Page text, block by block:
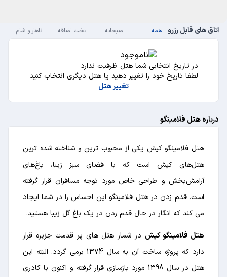
اتاق های قابل رزرو همه صبحانه تخت اضافه ناهار و شام
در تاریخ انتخابی شما هتل ظرفیت ندارد
لطفا تاریخ خود را تغییر دهید یا هتل دیگری انتخاب کنید
تغییر هتل
درباره هتل فلامینگو
هتل فلامینگو کیش یکی از محبوب ترین و شناخته شده ترین
هتل‌های کیش است که با فضای سبز زیبا، باغ‌های
آرامش‌بخش و طراحی خاص مورد توجه مسافران قرار گرفته
است. قدم زدن در هتل فلامینگو این احساس را در شما ایجاد
می کند که انگار در حال قدم زدن در یک باغ گل زیبا هستید.
هتل فلامینگو کیش در شمار هتل های پر قدمت جزیره قرار
دارد که پروژه ساخت آن به سال 1374 برمی گردد. البته این
هتل در سال 1398 مورد بازسازی قرار گرفته و اکنون با کادری